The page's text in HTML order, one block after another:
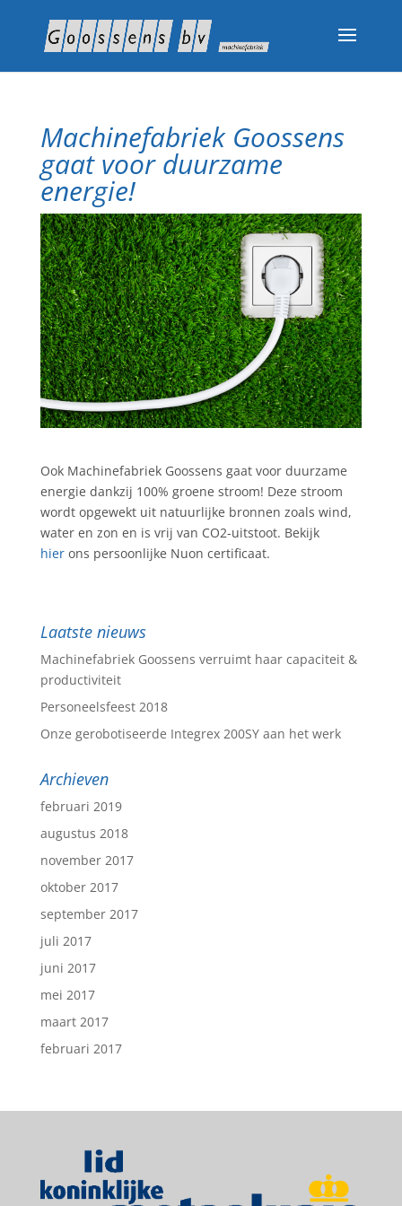
Machinefabriek Goossens
gaat voor duurzame
energie!
Ook Machinefabriek Goossens gaat voor duurzame
energie dankzij 100% groene stroom! Deze stroom
wordt opgewekt uit natuurlijke bronnen zoals wind,
water en zon en is vrij van CO2-uitstoot. Bekijk
hierons persoonlijke Nuon certificaat.
Laatste nieuws
Machinefabriek Goossens verruimt haar capaciteit &
productiviteit
Personeelsfeest 2018
Onze gerobotiseerde Integrex 200SY aan het werk
Archieven
februari 2019
augustus 2018
november 2017
oktober 2017
september 2017
juli 2017
juni 2017
mei 2017
maart 2017
februari 2017